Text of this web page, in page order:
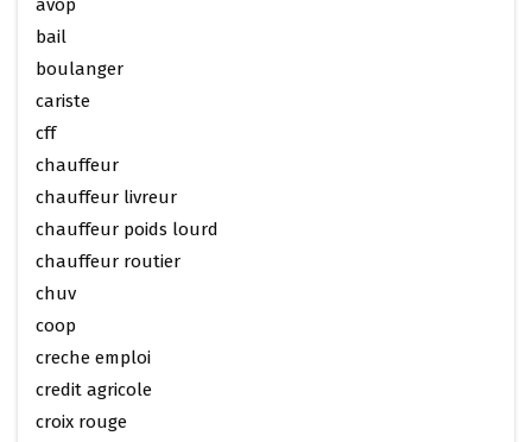
avop
bail
boulanger
cariste
cff
chauffeur
chauffeur livreur
chauffeur poids lourd
chauffeur routier
chuv
coop
creche emploi
credit agricole
croix rouge